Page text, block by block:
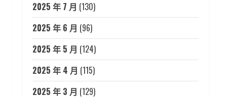
2025 年 7 月 (130)
2025 年 6 月 (96)
2025 年 5 月 (124)
2025 年 4 月 (115)
2025 年 3 月 (129)